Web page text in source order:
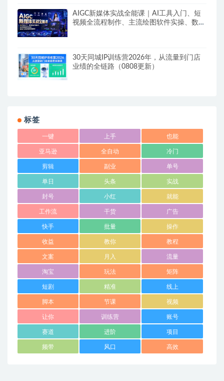
AIGC新媒体实战全能课｜AI工具入门、短
视频全流程制作、主流绘图软件实操、数字
30天同城IP训练营2026年，从流量到门店
业绩的全链路（0808更新）
标签
一键 上手 也能
亚马逊 全自动 冷门
剪辑 副业 单号
单日 头条 实战
封号 小红 就能
工作流 干货 广告
快手 批量 操作
收益 教你 教程
文案 月入 流量
淘宝 玩法 矩阵
短剧 精准 线上
脚本 节课 视频
让你 训练营 账号
赛道 进阶 项目
频带 风口 高效